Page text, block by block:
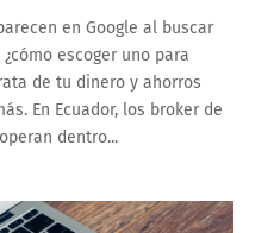
en Google al buscar
escoger uno para
de tu dinero y ahorros
En Ecuador, los broker de
dentro...